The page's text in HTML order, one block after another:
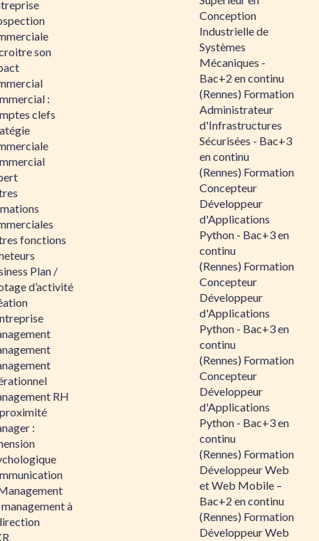
son
:
clefs
fonctions
Plan /
d’activité
RH
:
à
Conception
Industrielle de
Systèmes
Mécaniques -
Bac+2 en continu
(Rennes) Formation
Administrateur
d'Infrastructures
Sécurisées - Bac+3
en continu
(Rennes) Formation
Concepteur
Développeur
d'Applications
Python - Bac+3 en
continu
(Rennes) Formation
Concepteur
Développeur
d'Applications
Python - Bac+3 en
continu
(Rennes) Formation
Concepteur
Développeur
d'Applications
Python - Bac+3 en
continu
(Rennes) Formation
Développeur Web
et Web Mobile –
Bac+2 en continu
(Rennes) Formation
Développeur Web